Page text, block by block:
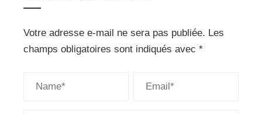
Votre adresse e-mail ne sera pas publiée. Les
champs obligatoires sont indiqués avec *